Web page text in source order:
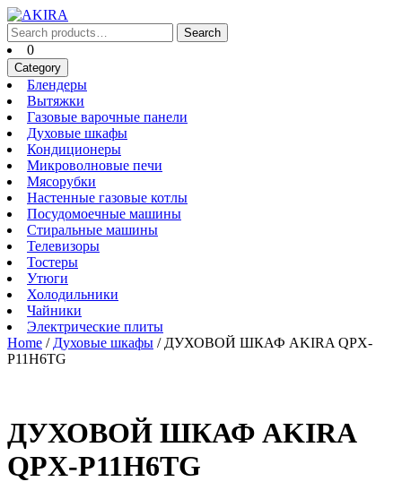
Skip
to
content
Skip
to
content
Search
for:
Search
Cart0
Category
БлендерыБлендеры
Вытяжки
Газовые варочные панели
Духовые шкафыДуховые
КондиционерыКондиционеры
Микроволновые печи
Мясорубки
Настенные газовые котлыНастенные
Посудомоечные машиныПосудомоечные
Стиральные машиныСтиральные
ТелевизорыТелевизоры
ТостерыТостеры
Утюги
Холодильники
Чайники
Электрические плитыЭлектрические
плиты
Home / Духовые шкафы / ДУХОВОЙ ШКАФ AKIRA QPX-
P11H6TG
ДУХОВОЙ ШКАФ AKIRA
QPX-P11H6TG